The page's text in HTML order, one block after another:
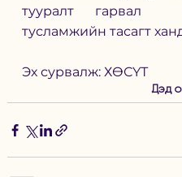
тууралт гарвал
тусламжийн тасагт
Эх сурвалж: ХӨСҮТ
Дэд